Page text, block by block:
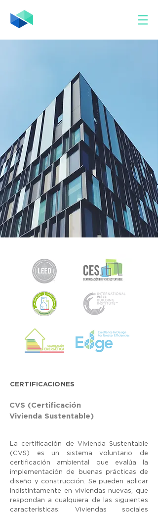
CERTIFICACIONES
CVS (Certificación
Vivienda Sustentable)
La certificación de Vivienda Sustentable
(CVS) es un sistema voluntario de
certificación ambiental que evalúa la
implementación de buenas prácticas de
diseño y construcción. Se pueden aplicar
indistintamente en viviendas nuevas, que
respondan a cualquiera de las siguientes
características: Viviendas sociales